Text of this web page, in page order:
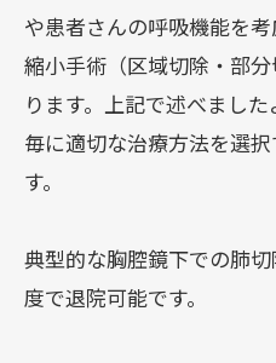
すぐわかる病院の魅力
お知らせ
広報誌「かがやき」
や患者さんの呼吸機能を
縮小手術（区域切除・部
ります。上記で述べまし
毎に適切な治療方法を選
す。
典型的な胸腔鏡下での肺
度で退院可能です。